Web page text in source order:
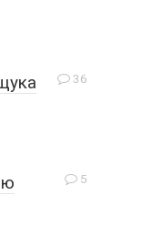
36
5